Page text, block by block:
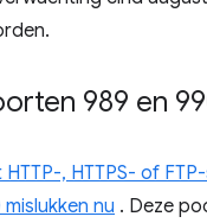
989 en
, HTTPS- of
nu . Deze